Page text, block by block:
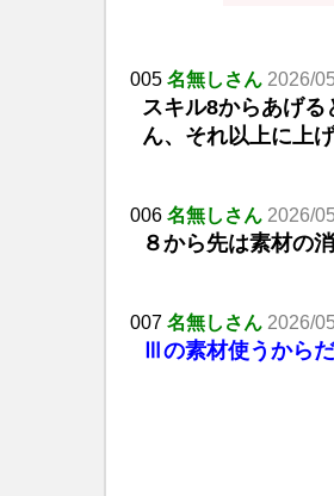
005 名無しさん 2026/
スキル8からあげ
ん、それ以上に上
006 名無しさん 2026/
８から先は素材の
007 名無しさん 2026/
Ⅲの素材使うから